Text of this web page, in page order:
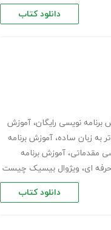
دانلود کتاب
برنامه نویسی رایگان، آموزش
به زبان ساده، آموزش برنامه
مقدماتی، آموزش برنامه
ای، ویژوال بیسیک چیست
دانلود کتاب